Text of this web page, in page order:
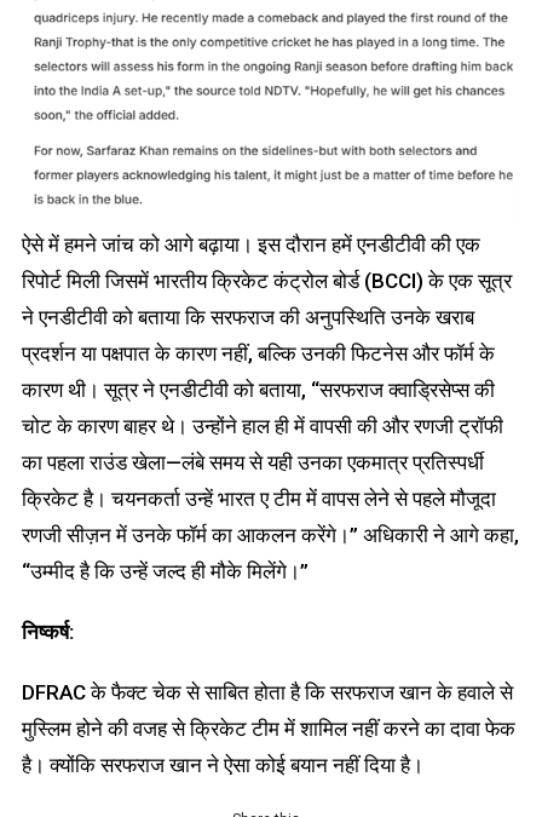
ऐसे में हमने जांच को आगे बढ़ाया। इस दौरान हमें एनडीटीवी की एक
रिपोर्ट मिली जिसमें भारतीय क्रिकेट कंट्रोल बोर्ड (BCCI) के एक सूत्र
ने एनडीटीवी को बताया कि सरफराज की अनुपस्थिति उनके खराब
प्रदर्शन या पक्षपात के कारण नहीं, बल्कि उनकी फिटनेस और फॉर्म के
कारण थी। सूत्र ने एनडीटीवी को बताया, “सरफराज क्वाड्रिसेप्स की
चोट के कारण बाहर थे। उन्होंने हाल ही में वापसी की और रणजी ट्रॉफी
का पहला राउंड खेला—लंबे समय से यही उनका एकमात्र प्रतिस्पर्धी
क्रिकेट है। चयनकर्ता उन्हें भारत ए टीम में वापस लेने से पहले मौजूदा
रणजी सीज़न में उनके फॉर्म का आकलन करेंगे।” अधिकारी ने आगे कहा,
“उम्मीद है कि उन्हें जल्द ही मौके मिलेंगे।”
निष्कर्ष:
DFRAC के फैक्ट चेक से साबित होता है कि सरफराज खान के हवाले से
मुस्लिम होने की वजह से क्रिकेट टीम में शामिल नहीं करने का दावा फेक
है। क्योंकि सरफराज खान ने ऐसा कोई बयान नहीं दिया है।